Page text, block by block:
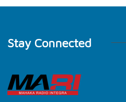
Stay Connected